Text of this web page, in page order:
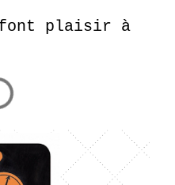
font plaisir à